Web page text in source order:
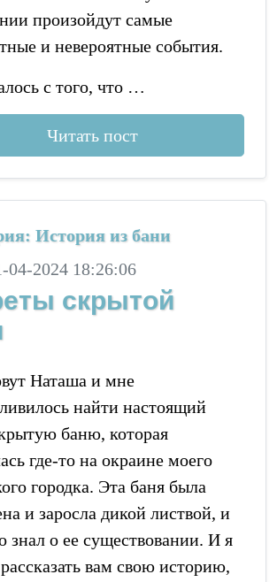
произойдут самые
и невероятные события.
с того, что …
Читать пост
История из бани
04-2024 18:26:06
скрытой
Наташа и мне
найти настоящий
баню, которая
где-то на окраине моего
городка. Эта баня была
и заросла дикой листвой, и
знал о ее существовании. И я
вам свою историю,